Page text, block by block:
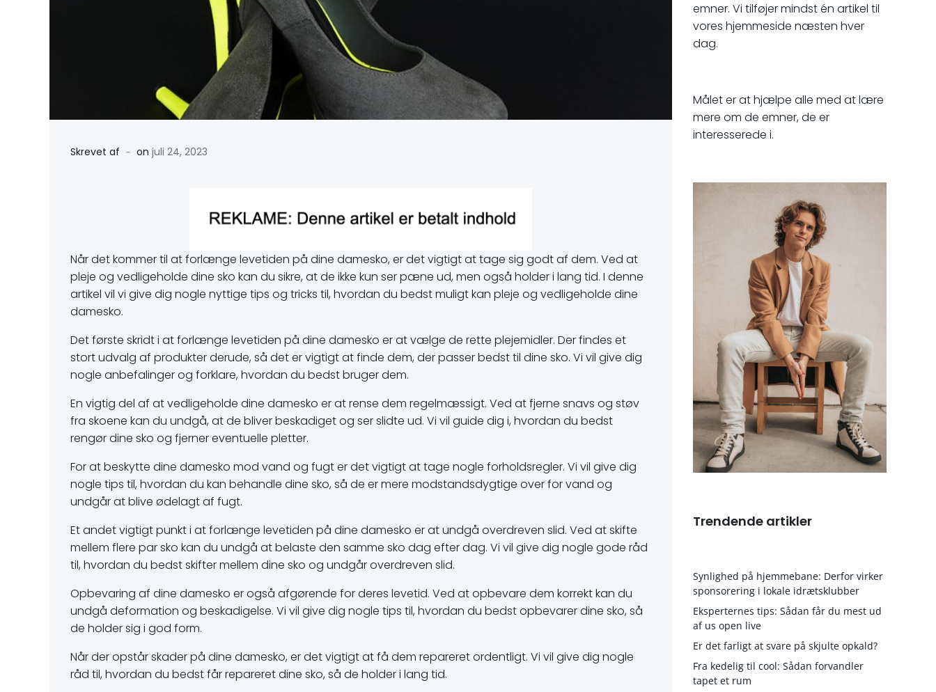
Skrevet af - on juli 24, 2023
Når det kommer til at forlænge levetiden på dine damesko, er det vigtigt at tage sig godt af dem. Ved at
pleje og vedligeholde dine sko kan du sikre, at de ikke kun ser pæne ud, men også holder i lang tid. I denne
artikel vil vi give dig nogle nyttige tips og tricks til, hvordan du bedst muligt kan pleje og vedligeholde dine
damesko.
Det første skridt i at forlænge levetiden på dine damesko er at vælge de rette plejemidler. Der findes et
stort udvalg af produkter derude, så det er vigtigt at finde dem, der passer bedst til dine sko. Vi vil give dig
nogle anbefalinger og forklare, hvordan du bedst bruger dem.
En vigtig del af at vedligeholde dine damesko er at rense dem regelmæssigt. Ved at fjerne snavs og støv
fra skoene kan du undgå, at de bliver beskadiget og ser slidte ud. Vi vil guide dig i, hvordan du bedst
rengør dine sko og fjerner eventuelle pletter.
For at beskytte dine damesko mod vand og fugt er det vigtigt at tage nogle forholdsregler. Vi vil give dig
nogle tips til, hvordan du kan behandle dine sko, så de er mere modstandsdygtige over for vand og
undgår at blive ødelagt af fugt.
Et andet vigtigt punkt i at forlænge levetiden på dine damesko er at undgå overdreven slid. Ved at skifte
mellem flere par sko kan du undgå at belaste den samme sko dag efter dag. Vi vil give dig nogle gode råd
til, hvordan du bedst skifter mellem dine sko og undgår overdreven slid.
Opbevaring af dine damesko er også afgørende for deres levetid. Ved at opbevare dem korrekt kan du
undgå deformation og beskadigelse. Vi vil give dig nogle tips til, hvordan du bedst opbevarer dine sko, så
de holder sig i god form.
Når der opstår skader på dine damesko, er det vigtigt at få dem repareret ordentligt. Vi vil give dig nogle
råd til, hvordan du bedst får repareret dine sko, så de holder i lang tid.
emner. Vi tilføjer mindst én artikel til
vores hjemmeside næsten hver
dag.
Målet er at hjælpe alle med at lære
mere om de emner, de er
interesserede i.
Trendende artikler
Synlighed på hjemmebane: Derfor virker
sponsorering i lokale idrætsklubber
Eksperternes tips: Sådan får du mest ud
af us open live
Er det farligt at svare på skjulte opkald?
Fra kedelig til cool: Sådan forvandler
tapet et rum